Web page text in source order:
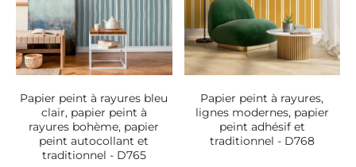
Papier peint à rayures bleu
clair, papier peint à
rayures bohème, papier
peint autocollant et
traditionnel - D765
Papier peint à rayures,
lignes modernes, papier
peint adhésif et
traditionnel - D768